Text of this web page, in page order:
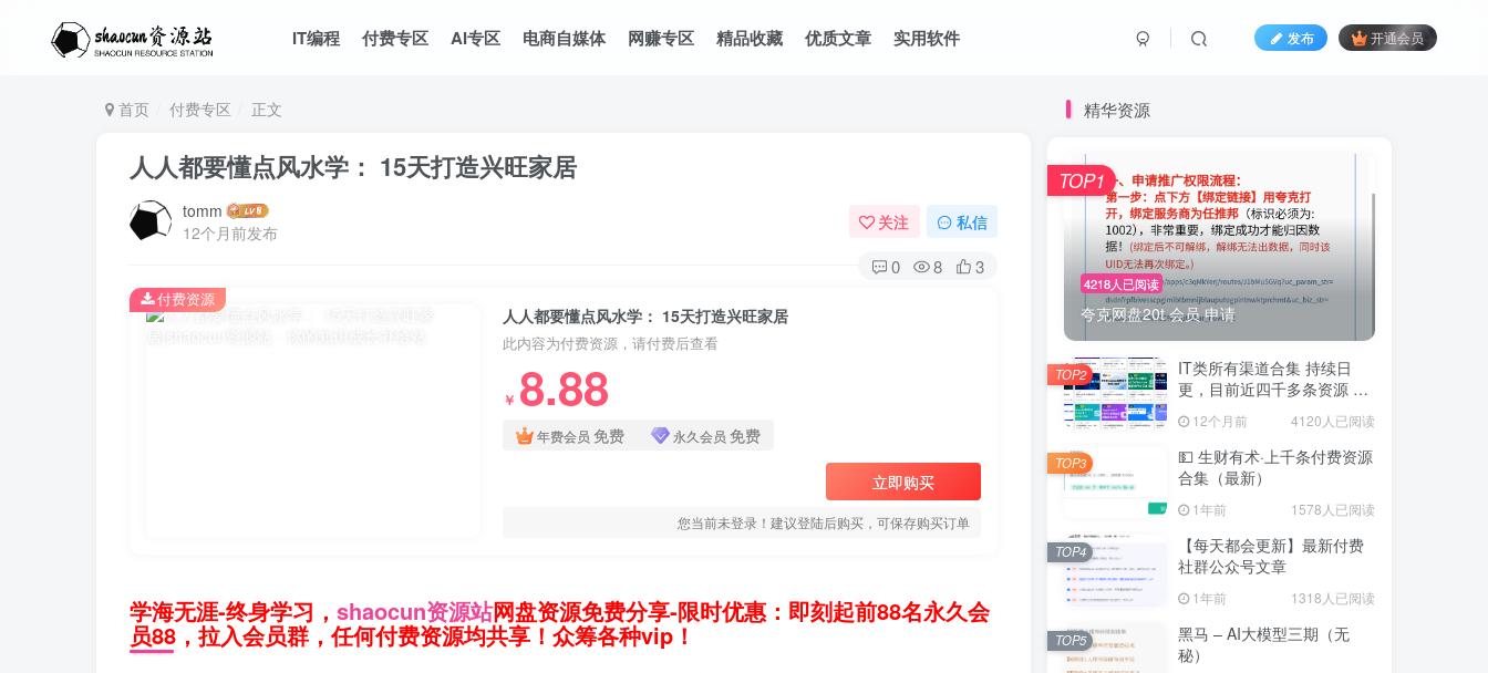
IT编程 付费专区 AI专区 电商自媒体 网赚专区 精品收藏 优质文章 实用软件 发布 开通会员
首页 付费专区 正文
人人都要懂点风水学： 15天打造兴旺家居
tomm
12个月前发布
关注 私信
0 8 3
人人都要懂点风水学： 15天打造兴旺家居
此内容为付费资源，请付费后查看
￥ 8.88
年费会员 免费 永久会员 免费
立即购买
您当前未登录！建议登陆后购买，可保存购买订单
付费资源
学海无涯-终身学习， shaocun资源站网盘资源免费分享-限时优惠：即刻起前88名永久会
员88，拉入会员群，任何付费资源均共享！众筹各种vip！
精华资源
4218人已阅读
夸克网盘20t 会员 申请
TOP1
IT类所有渠道合集 持续日
更，目前近四千多条资源 年
12个月前 4120人已阅读
TOP2
💵 生财有术·上千条付费资源
合集（最新）
1年前 1578人已阅读
TOP3
【每天都会更新】最新付费
社群公众号文章
1年前 1318人已阅读
TOP4
黑马 – AI大模型三期（无
秘）
TOP5